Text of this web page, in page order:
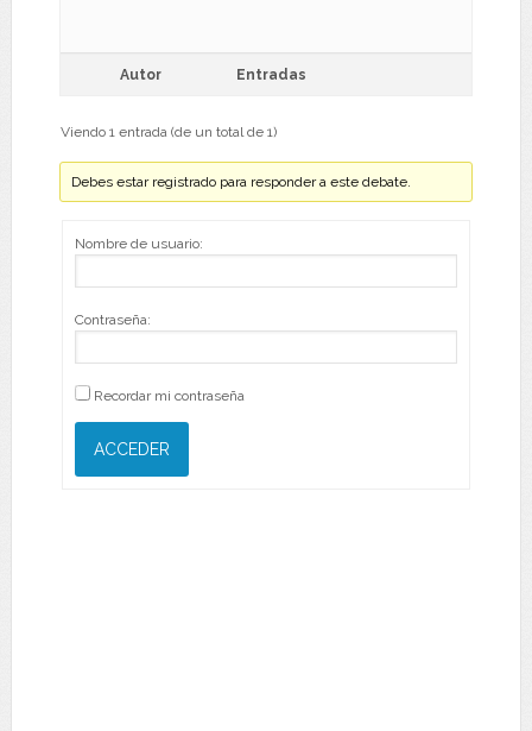
Autor Entradas
Viendo 1 entrada (de un total de 1)
Debes estar registrado para responder a este debate.
Nombre de usuario:
Contraseña:
Recordar mi contraseña
ACCEDER